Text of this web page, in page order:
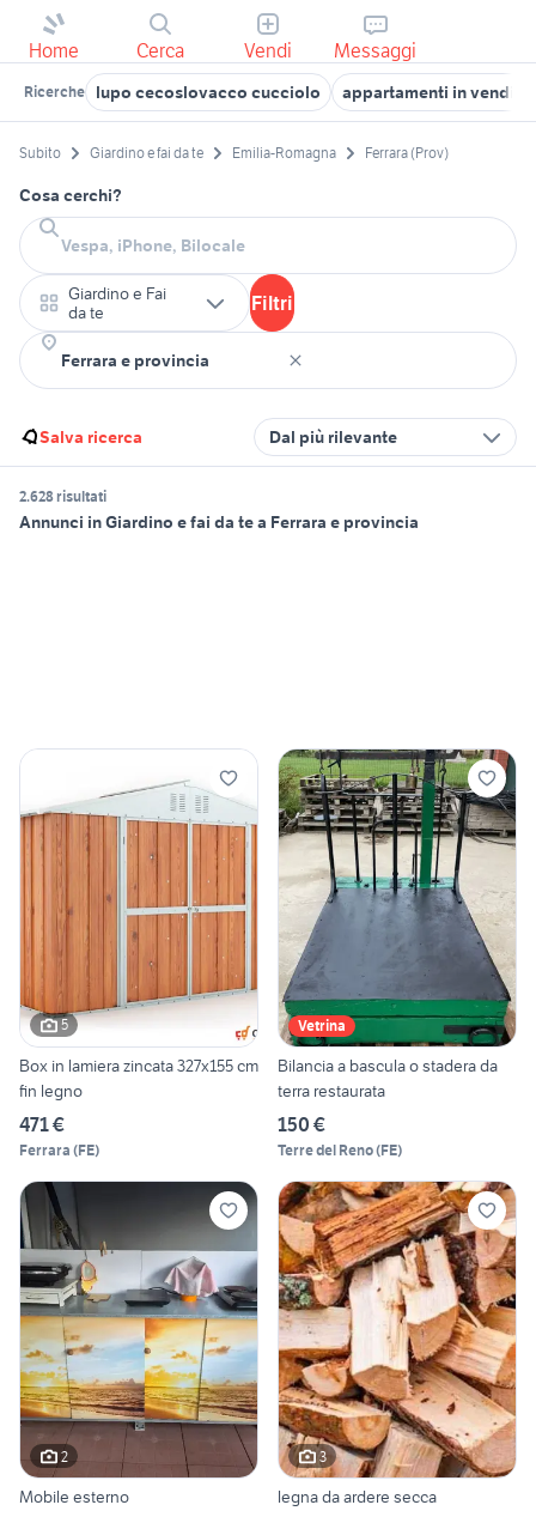
Home Cerca Vendi Messaggi
Ricerche lupo cecoslovacco cucciolo appartamenti in vendita
Subito Giardino e fai da te Emilia-Romagna Ferrara (Prov)
Cosa cerchi?
Giardino e Fai
da te
Filtri
Salva ricerca Dal più rilevante
2.628 risultati
Annunci in Giardino e fai da te a Ferrara e provincia
5
Box in lamiera zincata 327x155 cm
fin legno
471 €
Ferrara (FE)
Vetrina
Bilancia a bascula o stadera da
terra restaurata
150 €
Terre del Reno(FE)
2
Mobile esterno
3
legna da ardere secca